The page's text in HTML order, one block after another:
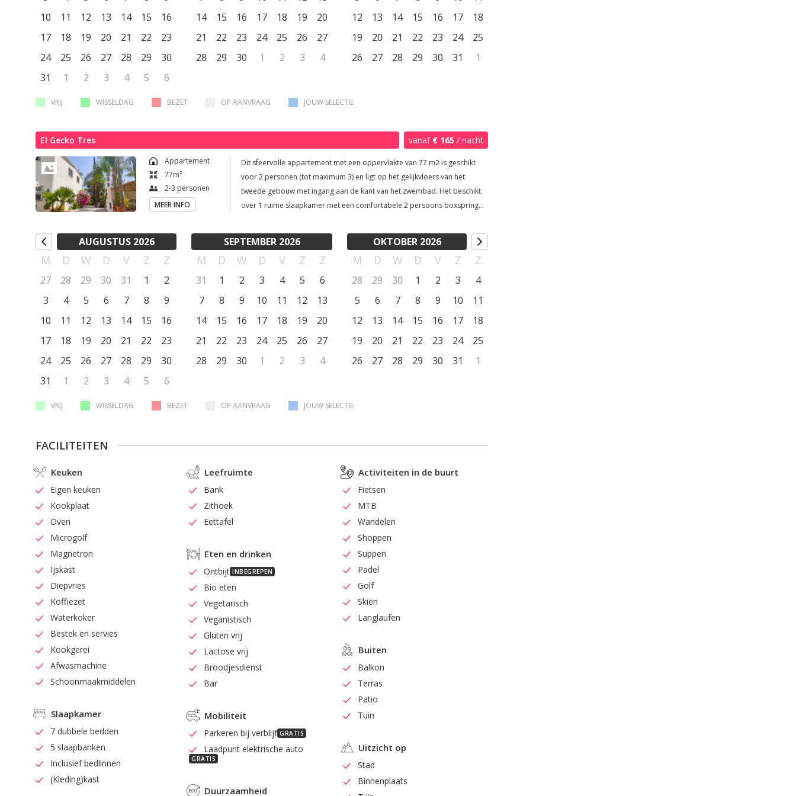
hotelservice aan. Buiten beschikt het appartement over een privé-terras
terugtrekken. Verder is het ganse appartement voorzien van draadloos
internet en kan je tv kijken door middel van een Google Chromecast. Ook
laadpaal voor elektrische wagens ter beschikking (tegen vergoeding). De
personen.
10
11 12 13 14 15
16
17
18 19 20 21 22
23
24
25 26 27 28 29
30
31
1 2 3 4 5 6
14
15 16 17 18 19
20
21
22 23 24 25 26
27
28
29 30 1 2 3 4
12
13 14 15 16 17
18
19
20 21 22 23 24
25
26
27 28 29 30 31 1
VRIJ WISSELDAG BEZET OP AANVRAAG JOUW SELECTIE
El Gecko Tres vanaf € 165 / nacht
Appartement
77m²
2-3 personen
MEER INFO
Dit sfeervolle appartement met een oppervlakte van 77 m2 is geschikt
voor 2 personen (tot maximum 3) en ligt op het gelijkvloers van het
tweede gebouw met ingang aan de kant van het zwembad. Het beschikt
over 1 ruime slaapkamer met een comfortabele 2 persoons boxspring
sfeervolle woonkamer voorzien van een éénpersoons slaapbank. De
badkamer heeft een inloopdouche met regendouche, een apart toilet en
een wastafel. Verder is deze voorzien van badhanddoeken (dagelijks
vervangen door nieuwe), bodylotion, shampoo, conditioner en een föhn.
koelkast met minibar, een koffiezetapparaat, een tweepits kookplaat en
keukenlinnen. Het appartement wordt elke dag schoongemaakt. Op deze
appartement over een privé-terras en terras in de voortuin waar je jezelf
heerlijk kunt terugtrekken. Verder is het ganse appartement voorzien van
is voorzien van airconditioning. Parkeren kan op het domein en er is ook
personen.
AUGUSTUS 2026
M D W D V Z Z
27 28 29 30 31 1
2
3
4 5 6 7 8
9
10
11 12 13 14 15
16
17
18 19 20 21 22
23
24
25 26 27 28 29
30
31
1 2 3 4 5 6
SEPTEMBER 2026
M D W D V Z Z
31 1 2 3 4 5
6
7
8 9 10 11 12
13
14
15 16 17 18 19
20
21
22 23 24 25 26
27
28
29 30 1 2 3 4
OKTOBER 2026
M D W D V Z Z
28 29 30 1 2 3
4
5
6 7 8 9 10
11
12
13 14 15 16 17
18
19
20 21 22 23 24
25
26
27 28 29 30 31 1
VRIJ WISSELDAG BEZET OP AANVRAAG JOUW SELECTIE
FACILITEITEN
Keuken
Eigen keuken
Kookplaat
Oven
Microgolf
Magnetron
Ijskast
Diepvries
Koffiezet
Waterkoker
Bestek en servies
Kookgerei
Afwasmachine
Schoonmaakmiddelen
Slaapkamer
7 dubbele bedden
5 slaapbanken
Inclusief bedlinnen
(Kleding)kast
Leefruimte
Bank
Zithoek
Eettafel
Eten en drinken
Ontbijt INBEGREPEN
Bio eten
Vegetarisch
Veganistisch
Gluten vrij
Lactose vrij
Broodjesdienst
Bar
Mobiliteit
Parkeren bij verblijf GRATIS
Laadpunt elektrische auto
GRATIS
Duurzaamheid
Activiteiten in de buurt
Fietsen
MTB
Wandelen
Shoppen
Suppen
Padel
Golf
Skiën
Langlaufen
Buiten
Balkon
Terras
Patio
Tuin
Uitzicht op
Stad
Binnenplaats